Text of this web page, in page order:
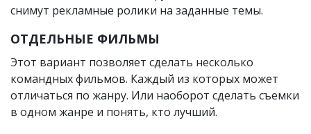
снимут рекламные ролики на заданные темы.
ОТДЕЛЬНЫЕ ФИЛЬМЫ
Этот вариант позволяет сделать несколько
командных фильмов. Каждый из которых может
отличаться по жанру. Или наоборот сделать съемки
в одном жанре и понять, кто лучший.